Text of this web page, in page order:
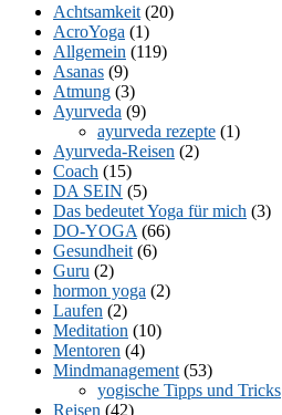
Achtsamkeit (20)
AcroYoga (1)
Allgemein (119)
Asanas (9)
Atmung (3)
Ayurveda (9)
ayurveda rezepte (1)
Ayurveda-Reisen (2)
Coach (15)
DA SEIN (5)
Das bedeutet Yoga für mich (3)
DO-YOGA (66)
Gesundheit (6)
Guru (2)
hormon yoga (2)
Laufen (2)
Meditation (10)
Mentoren (4)
Mindmanagement (53)
yogische Tipps und Tricks
Reisen (42)